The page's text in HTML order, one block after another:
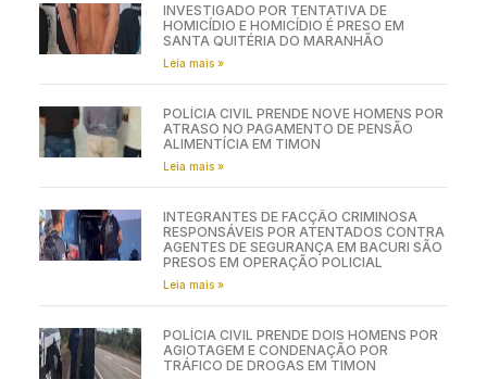
INVESTIGADO POR TENTATIVA DE
HOMICÍDIO E HOMICÍDIO É PRESO EM
SANTA QUITÉRIA DO MARANHÃO
Leia mais »
POLÍCIA CIVIL PRENDE NOVE HOMENS POR
ATRASO NO PAGAMENTO DE PENSÃO
ALIMENTÍCIA EM TIMON
Leia mais »
INTEGRANTES DE FACÇÃO CRIMINOSA
RESPONSÁVEIS POR ATENTADOS CONTRA
AGENTES DE SEGURANÇA EM BACURI SÃO
PRESOS EM OPERAÇÃO POLICIAL
Leia mais »
POLÍCIA CIVIL PRENDE DOIS HOMENS POR
AGIOTAGEM E CONDENAÇÃO POR
TRÁFICO DE DROGAS EM TIMON